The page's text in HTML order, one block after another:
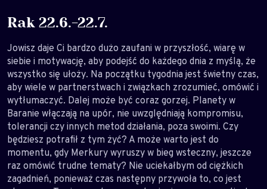
Rak 22.6.-22.7.
Jowisz daje Ci bardzo dużo zaufani w przyszłość, wiarę w
siebie i motywację, aby podejść do każdego dnia z myślą, że
wszystko się ułoży. Na początku tygodnia jest świetny czas,
aby wiele w partnerstwach i związkach zrozumieć, omówić i
wytłumaczyć. Dalej może być coraz gorzej. Planety w
Baranie włączają na upór, nie uwzględniają kompromisu,
tolerancji czy innych metod działania, poza swoimi. Czy
będziesz potrafił z tym żyć? A może warto jest do
momentu, gdy Merkury wyruszy w bieg wsteczny, jeszcze
raz omówić trudne tematy? Nie uciekałbym od ciężkich
zagadnień, ponieważ czas następny przywoła to, co jest